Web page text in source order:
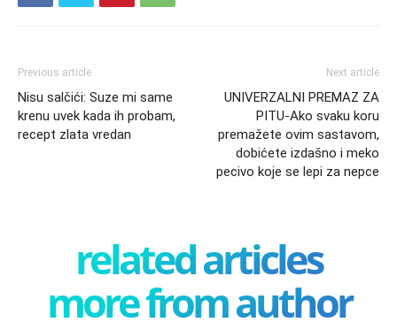
Previous article
Nisu salčići: Suze mi same
krenu uvek kada ih probam,
recept zlata vredan
Next article
UNIVERZALNI PREMAZ ZA
PITU-Ako svaku koru
premažete ovim sastavom,
dobićete izdašno i meko
pecivo koje se lepi za nepce
related articles
more from author